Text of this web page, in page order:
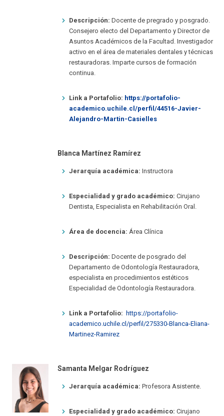
Descripción: Docente de pregrado y posgrado.
Consejero electo del Departamento y Director de
Asuntos Académicos de la Facultad. Investigador
activo en el área de materiales dentales y técnicas
restauradoras. Imparte cursos de formación
continua.
Link a Portafolio: https://portafolio-
academico.uchile.cl/perfil/44516-Javier-
Alejandro-Martin-Casielles
Blanca Martínez Ramírez
Jerarquía académica: Instructora
Especialidad y grado académico: Cirujano
Dentista, Especialista en Rehabilitación Oral.
Área de docencia: Área Clínica
Descripción: Docente de posgrado del
Departamento de Odontología Restauradora,
especialista en procedimientos estéticos
Especialidad de Odontología Restauradora.
Link a Portafolio: https://portafolio-
academico.uchile.cl/perfil/275330-Blanca-Eliana-
Martinez-Ramirez
Samanta Melgar Rodríguez
Jerarquía académica: Profesora Asistente.
Especialidad y grado académico: Cirujano